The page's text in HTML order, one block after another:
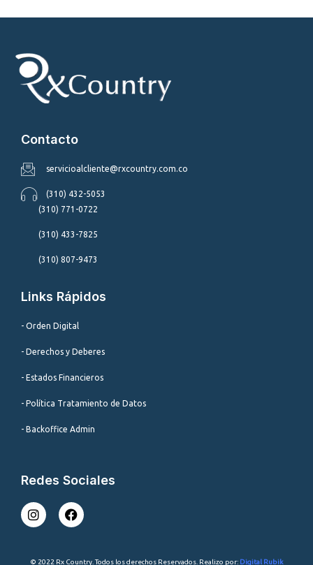
Contacto
servicioalcliente@rxcountry.com.co
(310) 432-5053
(310) 771-0722
(310) 433-7825
(310) 807-9473
Links Rápidos
- Orden Digital
- Derechos y Deberes
- Estados Financieros
- Política Tratamiento de Datos
- Backoffice Admin
Redes Sociales
I
n
a
F
a
b
© 2022 Rx Country. Todos los derechos Reservados. Realizo por: Digital Rubik